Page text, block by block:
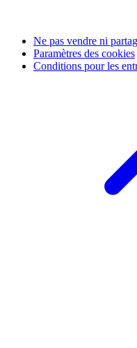
Ne pas vendre ni
Paramètres des cookies
Conditions pour les